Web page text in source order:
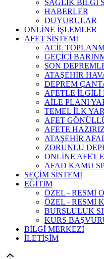
SAĞLIK BİLGİ
HABERLER
DUYURULAR
ONLİNE İŞLEMLER
AFET SİSTEMİ
ACİL
GEÇİCİ
SON
ATAŞEHİR
DEPREM
AFETLE İLGİLİ
AİLE PLANI
TEMEL İLK
AFET
AFETE
ATAŞEHİR
ZORUNLU
ONLİNE AFET
AFAD KAMU
SEÇİM SİSTEMİ
EĞİTİM
ÖZEL - RESMİ
ÖZEL - RESMİ
BURSLULUK
KURS
BİLGİ MERKEZİ
İLETİŞİM